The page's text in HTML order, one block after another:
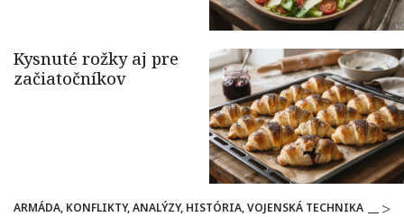
ARMÁDA, KONFLIKTY, ANALÝZY, HISTÓRIA, VOJENSKÁ TECHNIKA